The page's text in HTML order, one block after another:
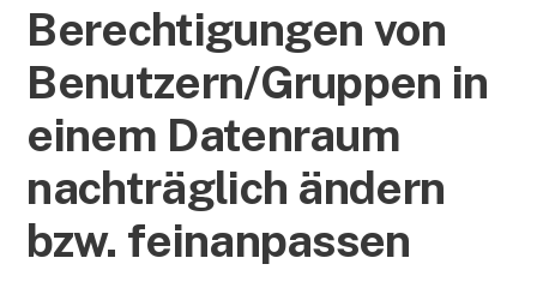
Berechtigungen von
Benutzern/Gruppen in
einem Datenraum
nachträglich ändern
bzw. feinanpassen